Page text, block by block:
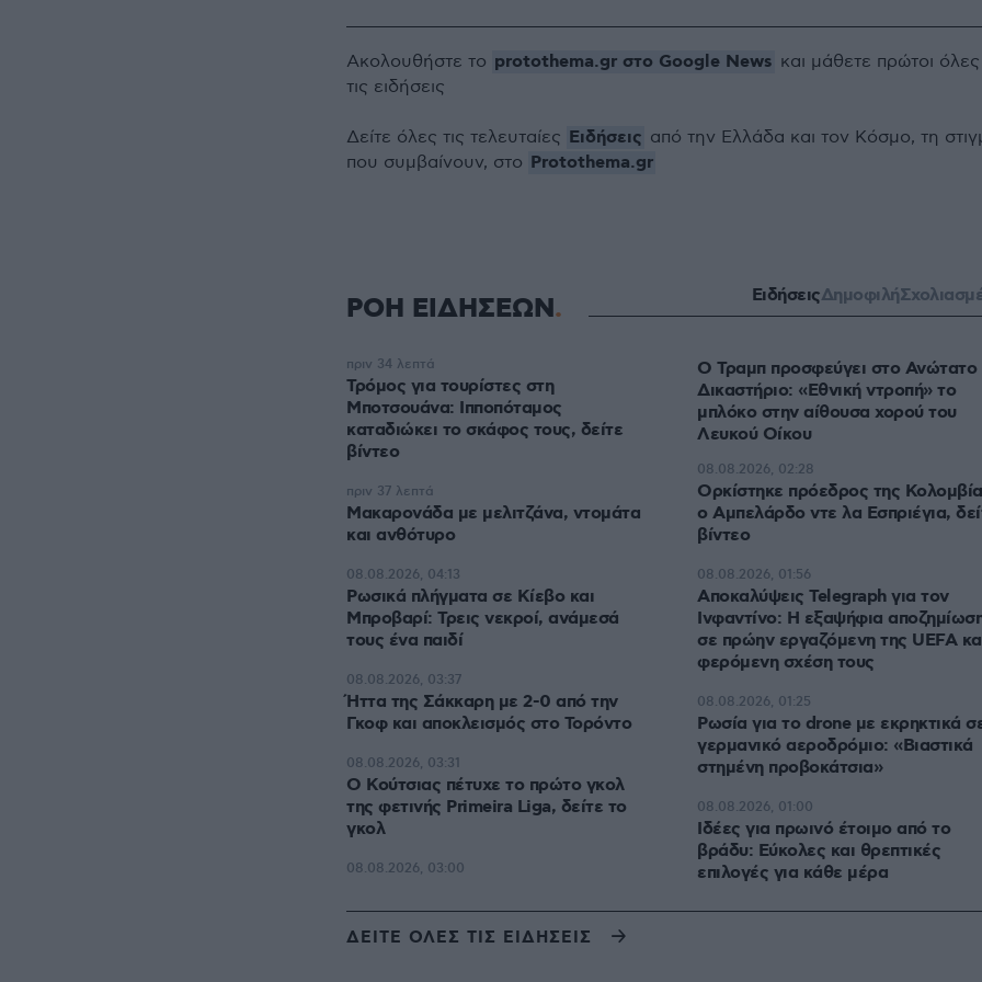
Ακολουθήστε το protothema.gr στο Google News και μάθετε πρώτοι όλες
τις ειδήσεις
Δείτε όλες τις τελευταίες Ειδήσεις από την Ελλάδα και τον Κόσμο, τη
που συμβαίνουν, στο Protothema.gr
ΡΟΗ ΕΙΔΗΣΕΩΝ ΕιδήσειςΔημοφιλή
Τρόμος για τουρίστες στη
Μποτσουάνα: Ιπποπόταμος
καταδιώκει το σκάφος τους, δείτε
βίντεο
πριν 34 λεπτά
Μακαρονάδα με μελιτζάνα, ντομάτα
και ανθότυρο
πριν 37 λεπτά
Ρωσικά πλήγματα σε Κίεβο και
Μπροβαρί: Τρεις νεκροί, ανάμεσά
τους ένα παιδί
08.08.2026, 04:13
Ήττα της Σάκκαρη με 2-0 από την
Γκοφ και αποκλεισμός στο Τορόντο
08.08.2026, 03:37
Ο Κούτσιας πέτυχε το πρώτο γκολ
της φετινής Primeira Liga, δείτε το
γκολ
08.08.2026, 03:31
Ο Τραμπ προσφεύγει στο Ανώτατο
Δικαστήριο: «Εθνική ντροπή» το
μπλόκο στην αίθουσα χορού του
Λευκού Οίκου
08.08.2026, 03:00
Ορκίστηκε πρόεδρος της
ο Αμπελάρδο ντε λα Εσπριέγια,
βίντεο
08.08.2026, 02:28
Αποκαλύψεις Telegraph για τον
Ινφαντίνο: Η εξαψήφια
σε πρώην εργαζόμενη της UEFA
φερόμενη σχέση τους
08.08.2026, 01:56
Ρωσία για το drone με εκρηκτικά
γερμανικό αεροδρόμιο: «Βιαστικά
στημένη προβοκάτσια»
08.08.2026, 01:25
Ιδέες για πρωινό έτοιμο από το
βράδυ: Εύκολες και θρεπτικές
επιλογές για κάθε μέρα
08.08.2026, 01:00
ΔΕΙΤΕ ΟΛΕΣ ΤΙΣ ΕΙΔΗΣΕΙΣ